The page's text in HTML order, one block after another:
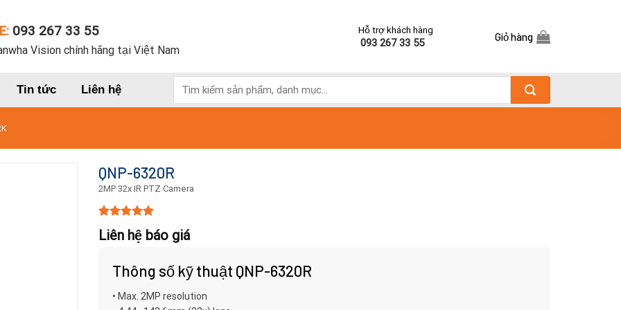
093 267 33 55
Vision chính hãng tại Việt Nam
Hỗ trợ khách hàng
093 267 33 55
Giỏ hàng
Tin tức Liên hệ
kiếm:
QNP-6320R
2MP 32x IR PTZ Camera
5.00
trên 5
dựa trên
15
Liên hệ báo giá
Thông số kỹ thuật QNP-6320R
• Max. 2MP resolution